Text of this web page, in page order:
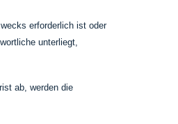
erforderlich ist oder
unterliegt,
ab, werden die